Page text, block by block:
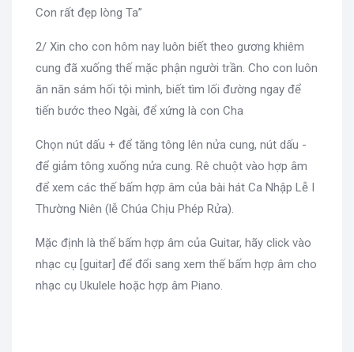
Con rất đẹp lòng Ta”
2/ Xin cho con hôm nay luôn biết theo gương khiêm
cung đã xuống thế mặc phận người trần. Cho con luôn
ăn năn sám hối tội mình, biết tìm lối đường ngay để
tiến bước theo Ngài, để xứng là con Cha
Chọn nút dấu + để tăng tông lên nửa cung, nút dấu -
để giảm tông xuống nửa cung. Rê chuột vào hợp âm
để xem các thế bấm hợp âm của bài hát Ca Nhập Lễ I
Thường Niên (lễ Chúa Chịu Phép Rửa).
Mặc định là thế bấm hợp âm của Guitar, hãy click vào
nhạc cụ [guitar] để đổi sang xem thế bấm hợp âm cho
nhạc cụ Ukulele hoặc hợp âm Piano.